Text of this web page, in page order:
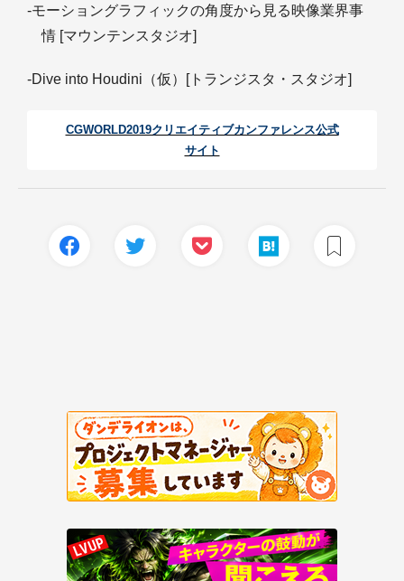
-モーショングラフィックの角度から見る映像業界事
情 [マウンテンスタジオ]
-Dive into Houdini（仮）[トランジスタ・スタジオ]
CGWORLD2019クリエイティブカンファレンス公式
サイト